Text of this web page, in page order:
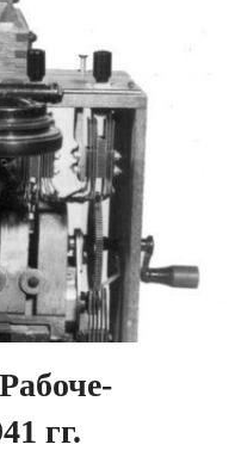
гг.